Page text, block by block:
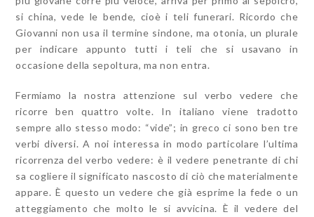
si china, vede le bende, cioè i teli funerari. Ricordo che
Giovanni non usa il termine sindone, maotonia, un plurale
per indicare appunto tutti i teli che si usavano in
occasione della sepoltura, ma non entra.
Fermiamo la nostra attenzione sul verbo vedere che
ricorre ben quattro volte. In italiano viene tradotto
sempre allo stesso modo: “vide”; in greco ci sono ben tre
verbi diversi. A noi interessa in modo particolare l’ultima
ricorrenza del verbo vedere: è il vedere penetrante di chi
sa cogliere il significato nascosto di ciò che materialmente
appare. È questo un vedere che già esprime la fede o un
atteggiamento che molto le si avvicina. È il vedere del